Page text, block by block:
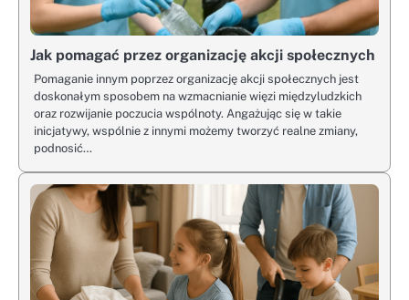
Jak pomagać przez organizację akcji społecznych
Pomaganie innym poprzez organizację akcji społecznych jest
doskonałym sposobem na wzmacnianie więzi międzyludzkich
oraz rozwijanie poczucia wspólnoty. Angażując się w takie
inicjatywy, wspólnie z innymi możemy tworzyć realne zmiany,
podnosić…